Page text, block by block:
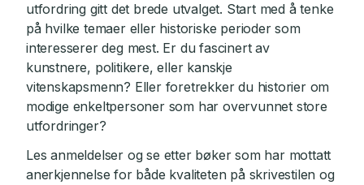
utfordring gitt det brede utvalget. Start med å tenke
på hvilke temaer eller historiske perioder som
interesserer deg mest. Er du fascinert av
kunstnere, politikere, eller kanskje
vitenskapsmenn? Eller foretrekker du historier om
modige enkeltpersoner som har overvunnet store
utfordringer?
Les anmeldelser og se etter bøker som har mottatt
anerkjennelse for både kvaliteten på skrivestilen og